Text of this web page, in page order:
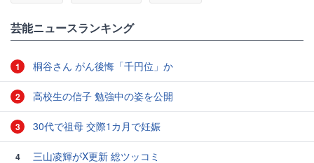
芸能ニュースランキング
1 桐谷さん がん後悔「千円位」か
2 高校生の信子 勉強中の姿を公開
3 30代で祖母 交際1カ月で妊娠
4 三山凌輝がX更新 総ツッコミ